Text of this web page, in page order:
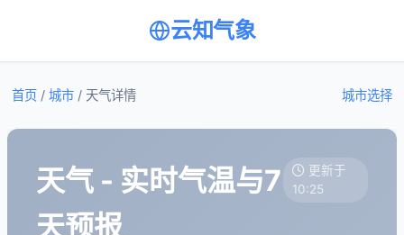
云知气象
城市选择
首页 / 城市 / 天气详情
天气 - 实时气温与7
天预报
更新于
10:25